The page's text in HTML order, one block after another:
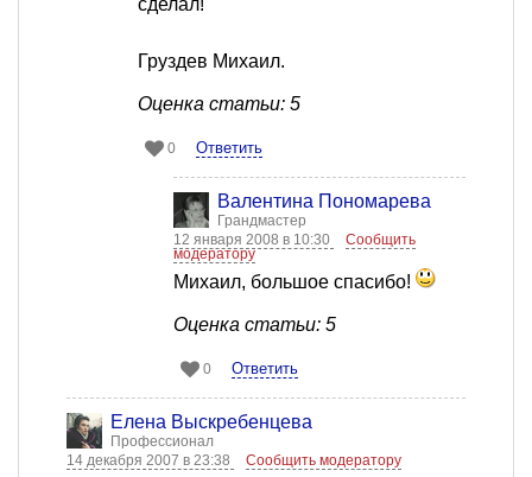
сделал!
Груздев Михаил.
Оценка статьи: 5
0 Ответить
Валентина Пономарева
Грандмастер
12 января 2008 в 10:30
Сообщить
модератору
Михаил, большое спасибо!
Оценка статьи: 5
0 Ответить
Елена Выскребенцева
Профессионал
14 декабря 2007 в 23:38
Сообщить модератору